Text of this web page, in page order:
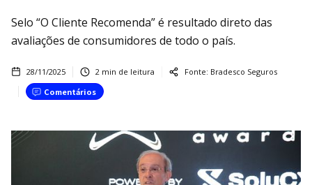
Selo “O Cliente Recomenda” é resultado direto das
avaliações de consumidores de todo o país.
28/11/2025 2 min de leitura Fonte: Bradesco Seguros
Comentários